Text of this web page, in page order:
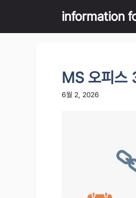
content
information
MS 오피스
6월 2, 2026